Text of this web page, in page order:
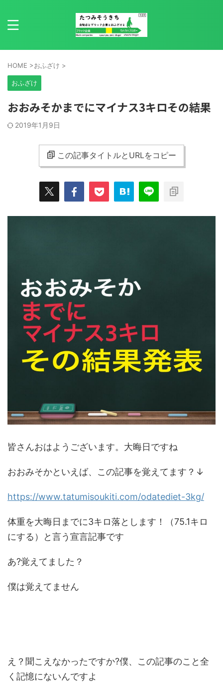
HOME >おふざけ >
おふざけ
おおみそかまでにマイナス3キロその結果
2019年1月9日
この記事タイトルとURLをコピー
皆さんおはようございます。大晦日ですね
おおみそかといえば、この記事を覚えてます？↓
https://www.tatumisoukiti.com/odatediet-3kg/
体重を大晦日までに3キロ落とします！（75.1キロ
にする）と言う宣言記事です
あ?覚えてました？
僕は覚えてません
え？聞こえなかったですか?僕、この記事のこと全
く記憶にないんですよ